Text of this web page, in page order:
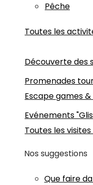
Pêche
Toutes les
Découverte des
Promenades
Escape games &
Evénements
Toutes les
Nos suggestions
Que faire